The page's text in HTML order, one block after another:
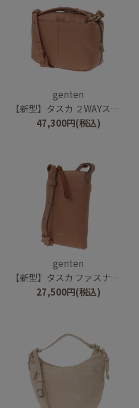
genten
【新型】タスカ ２WAYスモールショルダーバッグ
47,300円(税込)
genten
【新型】タスカ ファスナー付きスマホショルダー
27,500円(税込)